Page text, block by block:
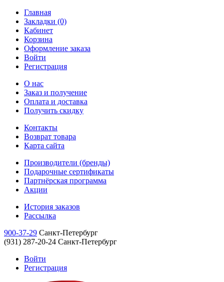
Главная
Закладки (0)
Кабинет
Корзина
Оформление заказа
Войти
Регистрация
О нас
Заказ и получение
Оплата и доставка
Получить скидку
Контакты
Возврат товара
Карта сайта
Производители (бренды)
Подарочные сертификаты
Партнёрская программа
Акции
История заказов
Рассылка
900-37-29 Санкт-Петербург
(931) 287-20-24 Санкт-Петербург
Войти
Регистрация